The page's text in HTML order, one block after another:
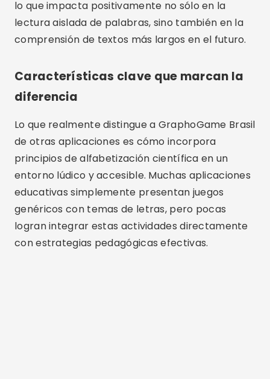
lo que impacta positivamente no sólo en la
lectura aislada de palabras, sino también en la
comprensión de textos más largos en el futuro.
Características clave que marcan la
diferencia
Lo que realmente distingue a GraphoGame Brasil
de otras aplicaciones es cómo incorpora
principios de alfabetización científica en un
entorno lúdico y accesible. Muchas aplicaciones
educativas simplemente presentan juegos
genéricos con temas de letras, pero pocas
logran integrar estas actividades directamente
con estrategias pedagógicas efectivas.